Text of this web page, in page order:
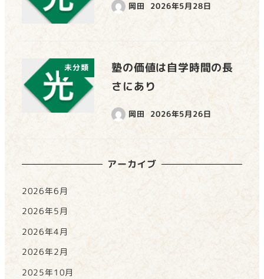
岡田 2026年5月28日
未分類
塾の価値は自学時間の長
さにあり
岡田 2026年5月26日
アーカイブ
2026年6月
2026年5月
2026年4月
2026年2月
2025年10月